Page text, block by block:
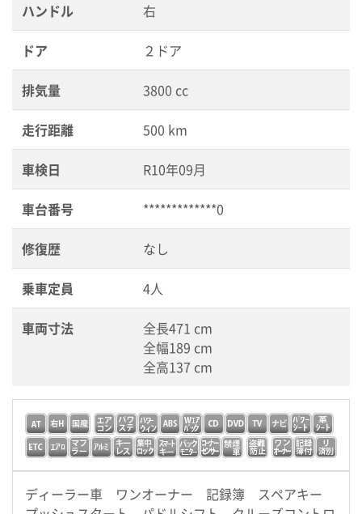
ハンドル 右
ドア ２ドア
排気量 3800 cc
走行距離 500 km
車検日 R10年09月
車台番号 *************0
修復歴 なし
乗車定員 4人
車両寸法
全長471 cm
全幅189 cm
全高137 cm
ディーラー車 ワンオーナー 記録簿 スペアキー